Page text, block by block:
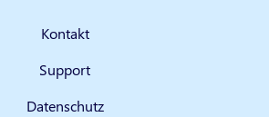
Kontakt
Support
Datenschutz